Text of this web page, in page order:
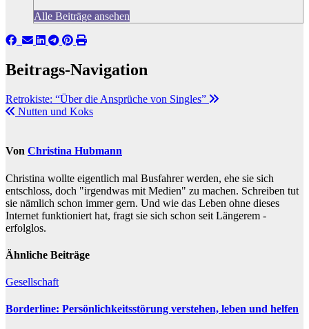
Alle Beiträge ansehen
Beitrags-Navigation
Retrokiste: “Über die Ansprüche von Singles”
Nutten und Koks
Von Christina Hubmann
Christina wollte eigentlich mal Busfahrer werden, ehe sie sich
entschloss, doch "irgendwas mit Medien" zu machen. Schreiben tut
sie nämlich schon immer gern. Und wie das Leben ohne dieses
Internet funktioniert hat, fragt sie sich schon seit Längerem -
erfolglos.
Ähnliche Beiträge
Gesellschaft
Borderline: Persönlichkeitsstörung verstehen, leben und helfen